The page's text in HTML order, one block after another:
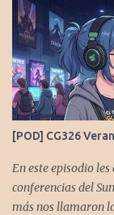
[POD] CG326
En este episodio
conferencias del
más nos llamaron